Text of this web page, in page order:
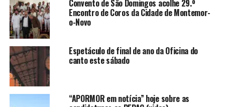
Convento de São Domingos acolhe 29.º
Encontro de Coros da Cidade de Montemor-
o-Novo
Espetáculo de final de ano da Oficina do
canto este sábado
“APORMOR em notícia” hoje sobre as